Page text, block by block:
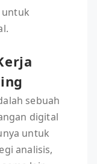
untuk
sebuah
digital
untuk
analisis,